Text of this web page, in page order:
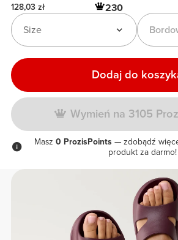
128,03 zł 230
Size
Dodaj do
Wymień na 3105
Masz 0 ProzisPoints — zdobądź
produkt za darmo!